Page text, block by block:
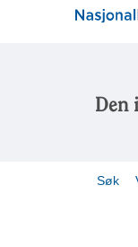
Den
Søk